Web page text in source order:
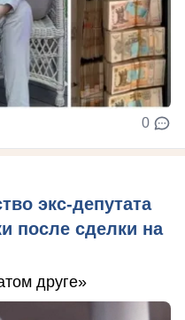
0
экс-депутата
после сделки на
друге»